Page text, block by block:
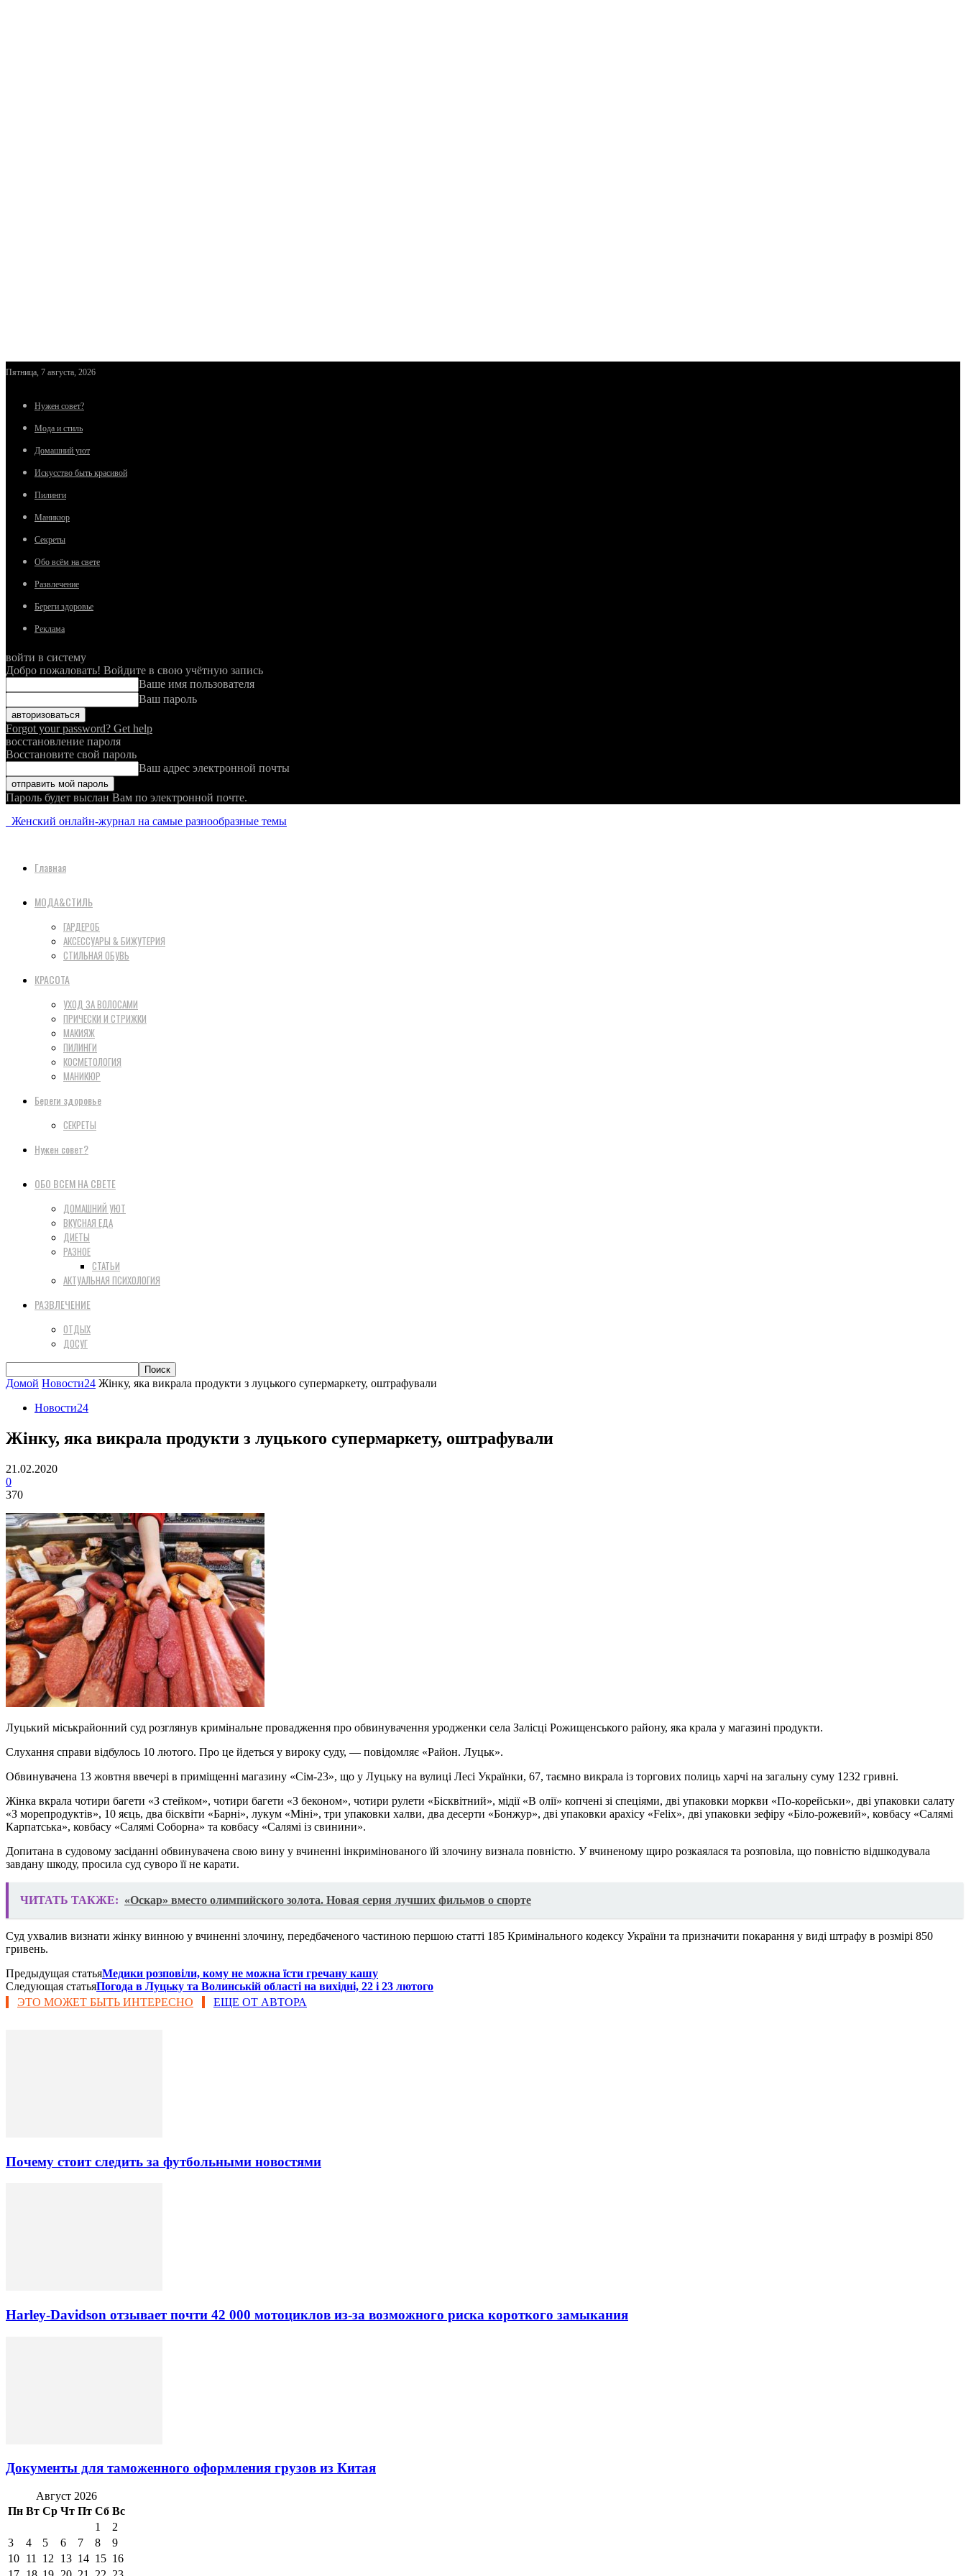
Пятница, 7 августа, 2026
Нужен совет?
Мода и стиль
Домашний уют
Искусство быть красивой
Пилинги
Маникюр
Секреты
Обо всём на свете
Развлечение
Береги здоровье
Реклама
войти в систему
Добро пожаловать! Войдите в свою учётную запись
Ваше имя пользователя
Ваш пароль
Forgot your password? Get help
восстановление пароля
Восстановите свой пароль
Ваш адрес электронной почты
Пароль будет выслан Вам по электронной почте.
Женский онлайн-журнал на самые разнообразные темы
Главная
МОДА&СТИЛЬ
ГАРДЕРОБ
АКСЕССУАРЫ & БИЖУТЕРИЯ
СТИЛЬНАЯ ОБУВЬ
КРАСОТА
УХОД ЗА ВОЛОСАМИ
ПРИЧЕСКИ И СТРИЖКИ
МАКИЯЖ
ПИЛИНГИ
КОСМЕТОЛОГИЯ
МАНИКЮР
Береги здоровье
СЕКРЕТЫ
Нужен совет?
ОБО ВСЕМ НА СВЕТЕ
ДОМАШНИЙ УЮТ
ВКУСНАЯ ЕДА
ДИЕТЫ
РАЗНОЕ
СТАТЬИ
АКТУАЛЬНАЯ ПСИХОЛОГИЯ
РАЗВЛЕЧЕНИЕ
ОТДЫХ
ДОСУГ
Домой Новости24 Жінку, яка викрала продукти з луцького супермаркету, оштрафували
Новости24
Жінку, яка викрала продукти з луцького супермаркету, оштрафували
21.02.2020
0
370
Луцький міськрайонний суд розглянув кримінальне провадження про обвинувачення уродженки села Залісці Рожищенського району, яка крала у магазині продукти.
Слухання справи відбулось 10 лютого. Про це йдеться у вироку суду, — повідомляє «Район. Луцьк».
Обвинувачена 13 жовтня ввечері в приміщенні магазину «Сім-23», що у Луцьку на вулиці Лесі Українки, 67, таємно викрала із торгових полиць харчі на загальну суму 1232 гривні.
Жінка вкрала чотири багети «З стейком», чотири багети «З беконом», чотири рулети «Бісквітний», мідії «В олії» копчені зі спеціями, дві упаковки моркви «По-корейськи», дві упаковки салату
«З морепродуктів», 10 яєць, два бісквіти «Барні», лукум «Міні», три упаковки халви, два десерти «Бонжур», дві упаковки арахісу «Felix», дві упаковки зефіру «Біло-рожевий», ковбасу «Салямі
Карпатська», ковбасу «Салямі Соборна» та ковбасу «Салямі із свинини».
Допитана в судовому засіданні обвинувачена свою вину у вчиненні інкримінованого їй злочину визнала повністю. У вчиненому щиро розкаялася та розповіла, що повністю відшкодувала
завдану шкоду, просила суд суворо її не карати.
ЧИТАТЬ ТАКЖЕ: «Оскар» вместо олимпийского золота. Новая серия лучших фильмов о спорте
Суд ухвалив визнати жінку винною у вчиненні злочину, передбаченого частиною першою статті 185 Кримінального кодексу України та призначити покарання у виді штрафу в розмірі 850
гривень.
Предыдущая статьяМедики розповіли, кому не можна їсти гречану кашу
Следующая статьяПогода в Луцьку та Волинській області на вихідні, 22 і 23 лютого
ЭТО МОЖЕТ БЫТЬ ИНТЕРЕСНО
ЕЩЕ ОТ АВТОРА
Почему стоит следить за футбольными новостями
Harley-Davidson отзывает почти 42 000 мотоциклов из-за возможного риска короткого замыкания
Документы для таможенного оформления грузов из Китая
Август 2026
Пн Вт Ср Чт Пт Сб Вс
1
2
3
4 5 6 7 8
9
10 11 12 13 14 15 16